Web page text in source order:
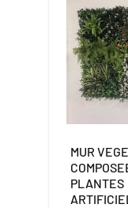
MUR
PLANTES